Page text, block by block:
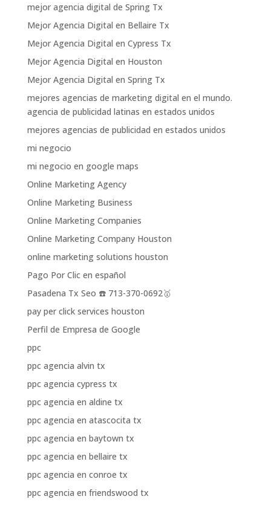
mejor agencia digital de Spring Tx
Mejor Agencia Digital en Bellaire Tx
Mejor Agencia Digital en Cypress Tx
Mejor Agencia Digital en Houston
Mejor Agencia Digital en Spring Tx
mejores agencias de marketing digital en el mundo.
agencia de publicidad latinas en estados unidos
mejores agencias de publicidad en estados unidos
mi negocio
mi negocio en google maps
Online Marketing Agency
Online Marketing Business
Online Marketing Companies
Online Marketing Company Houston
online marketing solutions houston
Pago Por Clic en español
Pasadena Tx Seo ☎️ 713-370-0692🥇
pay per click services houston
Perfil de Empresa de Google
ppc
ppc agencia alvin tx
ppc agencia cypress tx
ppc agencia en aldine tx
ppc agencia en atascocita tx
ppc agencia en baytown tx
ppc agencia en bellaire tx
ppc agencia en conroe tx
ppc agencia en friendswood tx